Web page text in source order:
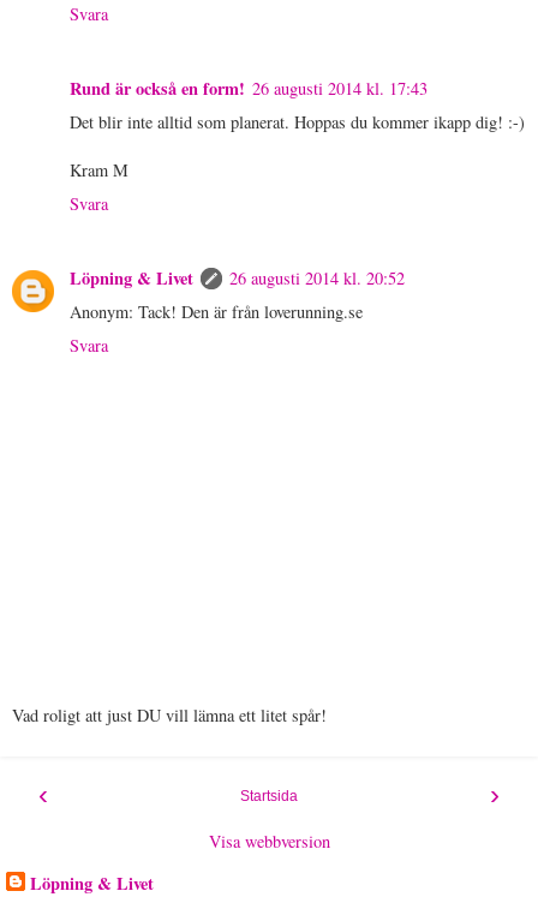
Svara
Rund är också en form! 26 augusti 2014 kl. 17:43
Det blir inte alltid som planerat. Hoppas du kommer ikapp dig! :-)
Kram M
Svara
Löpning & Livet
26 augusti 2014 kl. 20:52
Anonym: Tack! Den är från loverunning.se
Svara
Vad roligt att just DU vill lämna ett litet spår!
‹ ›
Startsida
Visa webbversion
Löpning & Livet